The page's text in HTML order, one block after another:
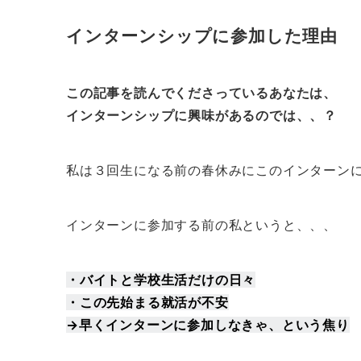
インターンシップに参加した理由
この記事を読んでくださっているあなたは、
インターンシップに興味があるのでは、、？
私は３回生になる前の春休みにこのインターン
インターンに参加する前の私というと、、、
・バイトと学校生活だけの日々
・この先始まる就活が不安
→早くインターンに参加しなきゃ、という焦り